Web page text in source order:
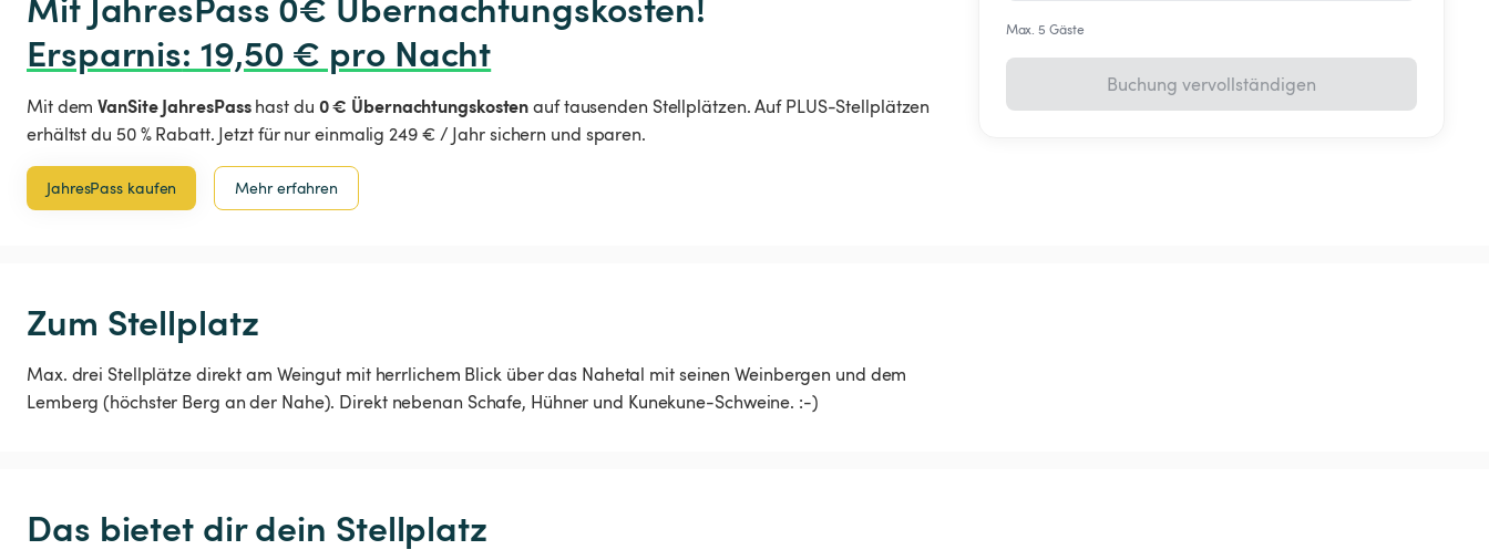
Max. 5 Gäste
Buchung vervollständigen
Ersparnis: 19,50 € pro Nacht
Mit demVanSite JahresPasshast du 0 € Übernachtungskostenauf tausenden Stellplätzen. Auf PLUS-Stellplätzen
erhältst du 50 % Rabatt. Jetzt für nur einmalig 249 € / Jahr sichern und sparen.
JahresPass kaufen Mehr erfahren
Zum Stellplatz
Max. drei Stellplätze direkt am Weingut mit herrlichem Blick über das Nahetal mit seinen Weinbergen und dem
Das bietet dir dein Stellplatz